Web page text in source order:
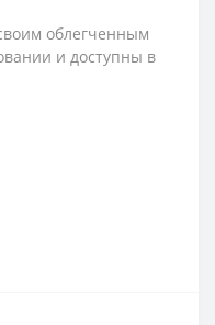
облегченным
и доступны в